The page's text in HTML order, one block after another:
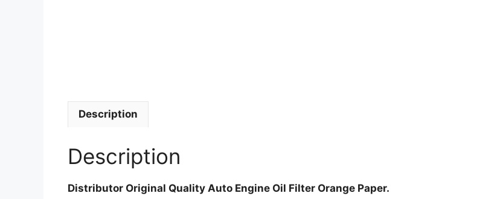
Description
Description
Distributor Original Quality Auto Engine Oil Filter Orange Paper.